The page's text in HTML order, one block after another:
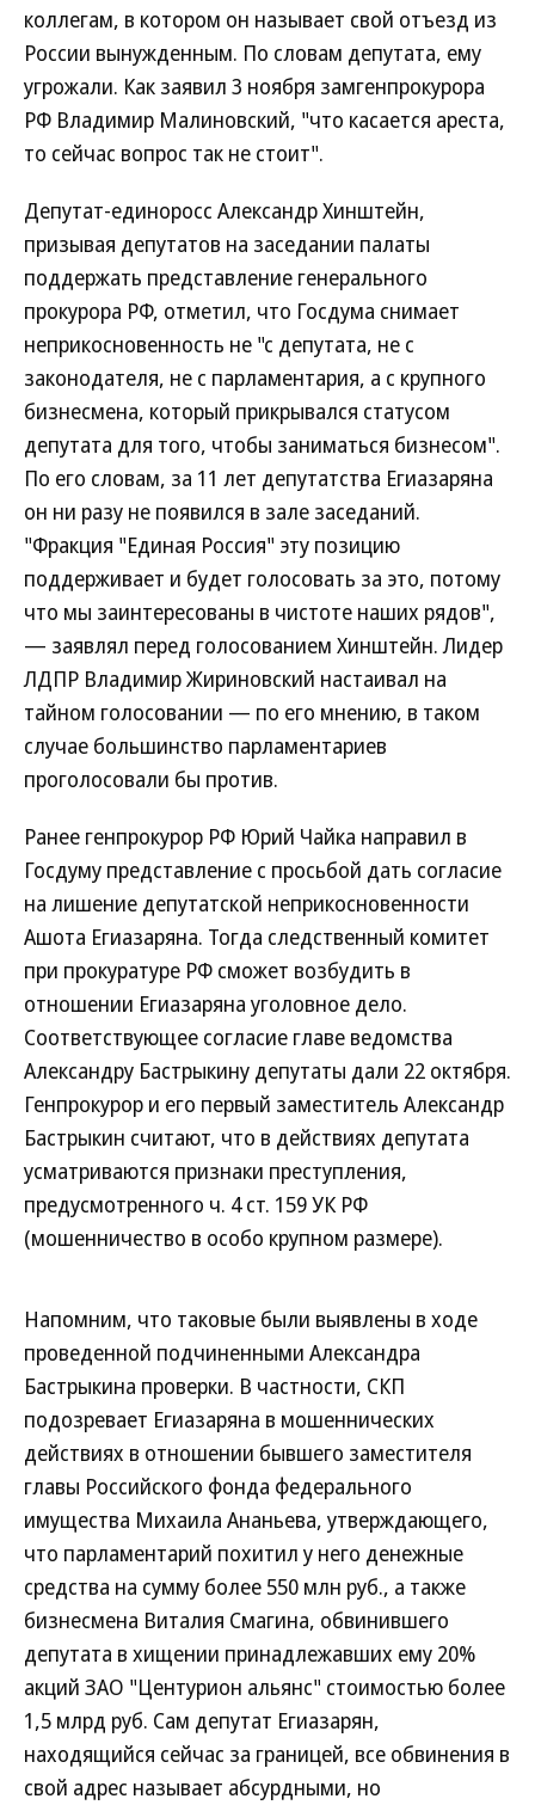
коллегам, в котором он называет свой отъезд из
России вынужденным. По словам депутата, ему
угрожали. Как заявил 3 ноября замгенпрокурора
РФ Владимир Малиновский, "что касается ареста,
то сейчас вопрос так не стоит".
Депутат-единоросс Александр Хинштейн,
призывая депутатов на заседании палаты
поддержать представление генерального
прокурора РФ, отметил, что Госдума снимает
неприкосновенность не "с депутата, не с
законодателя, не с парламентария, а с крупного
бизнесмена, который прикрывался статусом
депутата для того, чтобы заниматься бизнесом".
По его словам, за 11 лет депутатства Егиазаряна
он ни разу не появился в зале заседаний.
"Фракция "Единая Россия" эту позицию
поддерживает и будет голосовать за это, потому
что мы заинтересованы в чистоте наших рядов",
— заявлял перед голосованием Хинштейн. Лидер
ЛДПР Владимир Жириновский настаивал на
тайном голосовании — по его мнению, в таком
случае большинство парламентариев
проголосовали бы против.
Ранее генпрокурор РФ Юрий Чайка направил в
Госдуму представление с просьбой дать согласие
на лишение депутатской неприкосновенности
Ашота Егиазаряна. Тогда следственный комитет
при прокуратуре РФ сможет возбудить в
отношении Егиазаряна уголовное дело.
Соответствующее согласие главе ведомства
Александру Бастрыкину депутаты дали 22 октября.
Генпрокурор и его первый заместитель Александр
Бастрыкин считают, что в действиях депутата
усматриваются признаки преступления,
предусмотренного ч. 4 ст. 159 УК РФ
(мошенничество в особо крупном размере).
Напомним, что таковые были выявлены в ходе
проведенной подчиненными Александра
Бастрыкина проверки. В частности, СКП
подозревает Егиазаряна в мошеннических
действиях в отношении бывшего заместителя
главы Российского фонда федерального
имущества Михаила Ананьева, утверждающего,
что парламентарий похитил у него денежные
средства на сумму более 550 млн руб., а также
бизнесмена Виталия Смагина, обвинившего
депутата в хищении принадлежавших ему 20%
акций ЗАО "Центурион альянс" стоимостью более
1,5 млрд руб. Сам депутат Егиазарян,
находящийся сейчас за границей, все обвинения в
свой адрес называет абсурдными, но